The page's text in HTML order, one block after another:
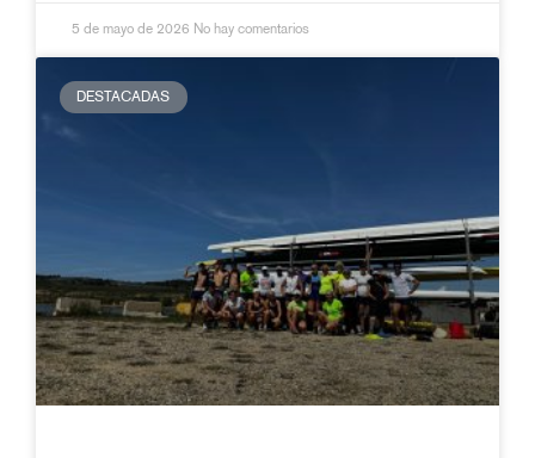
5 de mayo de 2026 No hay comentarios
DESTACADAS